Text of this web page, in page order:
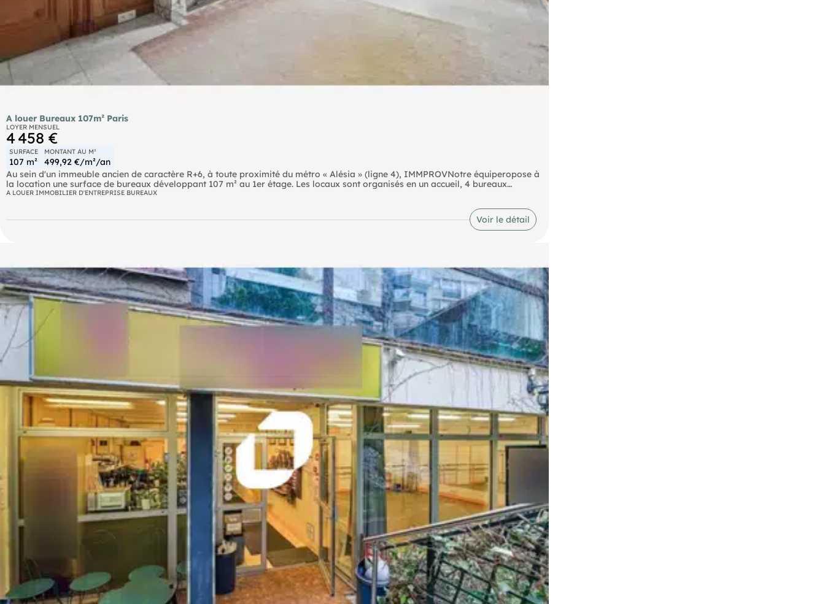
A louer Bureaux 107m² Paris
LOYER MENSUEL
4 458 €
SURFACE
107 m²
MONTANT AU M²
499,92 €/m²/an
Au sein d'un immeuble ancien de caractère R+6, à toute proximité du métro « Alésia » (ligne 4), IMMPROVNotre équiperopose à
la location une surface de bureaux développant 107 m² au 1er étage. Les locaux sont organisés en un accueil, 4 bureaux
cloisonnés et une salle de réunion. Idéal pour toute activité tertiaire. A visiter rapidement !
(38,62,68,92) Bus Alésia - les Plantes (58) Bus Dareau - René Coty (88) Bus Alésia - René Coty (216) Route Alésia - Général
Leclerc (N14,N21,N66)
A LOUER IMMOBILIER D'ENTREPRISE BUREAUX
Voir le détail